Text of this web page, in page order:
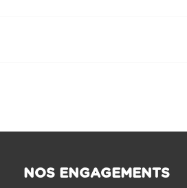
NOS ENGAGEMENTS